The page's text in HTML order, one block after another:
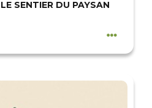
SENTIER DU PAYSAN